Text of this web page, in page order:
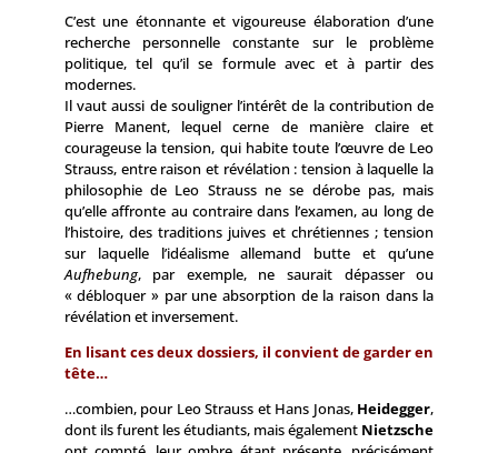
C’est une étonnante et vigoureuse élaboration d’une
recherche personnelle constante sur le problème
politique, tel qu’il se formule avec et à partir des
modernes.
Il vaut aussi de souligner l’intérêt de la contribution de
Pierre Manent, lequel cerne de manière claire et
courageuse la tension, qui habite toute l’œuvre de Leo
Strauss, entre raison et révélation : tension à laquelle la
philosophie de Leo Strauss ne se dérobe pas, mais
qu’elle affronte au contraire dans l’examen, au long de
l’histoire, des traditions juives et chrétiennes ; tension
sur laquelle l’idéalisme allemand butte et qu’une
Aufhebung, par exemple, ne saurait dépasser ou
« débloquer » par une absorption de la raison dans la
révélation et inversement.
En lisant ces deux dossiers, il convient de garder en
tête…
…combien, pour Leo Strauss et Hans Jonas, Heidegger,
dont ils furent les étudiants, mais également Nietzsche